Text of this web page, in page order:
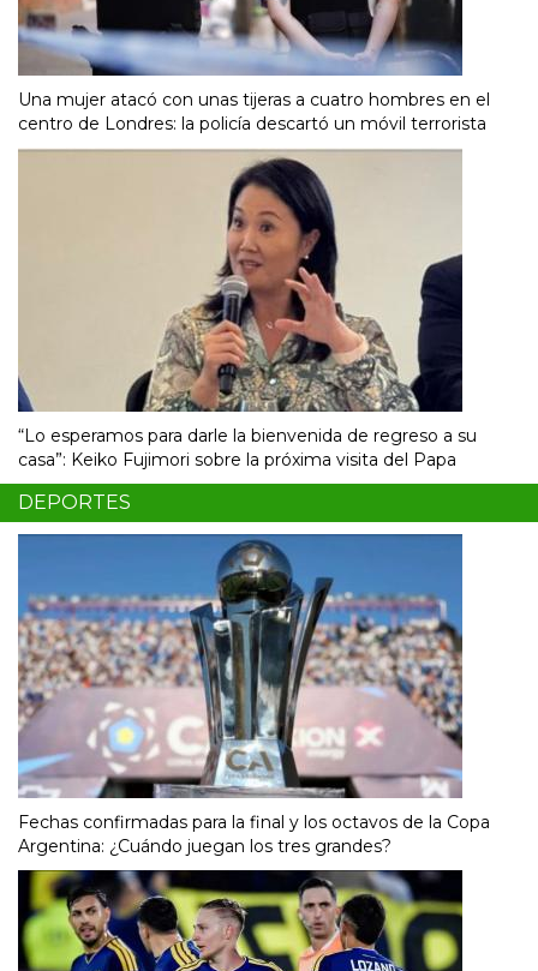
Una mujer atacó con unas tijeras a cuatro hombres en el
centro de Londres: la policía descartó un móvil terrorista
“Lo esperamos para darle la bienvenida de regreso a su
casa”: Keiko Fujimori sobre la próxima visita del Papa
DEPORTES
Fechas confirmadas para la final y los octavos de la Copa
Argentina: ¿Cuándo juegan los tres grandes?